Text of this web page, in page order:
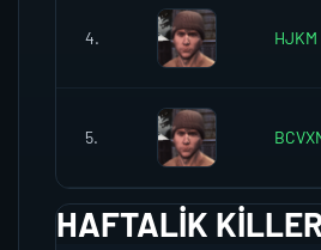
4. HJKM
5.
HAFTALIK